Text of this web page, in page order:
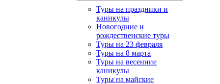
Туры на праздники и
каникулы
Новогодние и
рождественские туры
Туры на 23 февраля
Туры на 8 марта
Туры на весенние
каникулы
Туры на майские